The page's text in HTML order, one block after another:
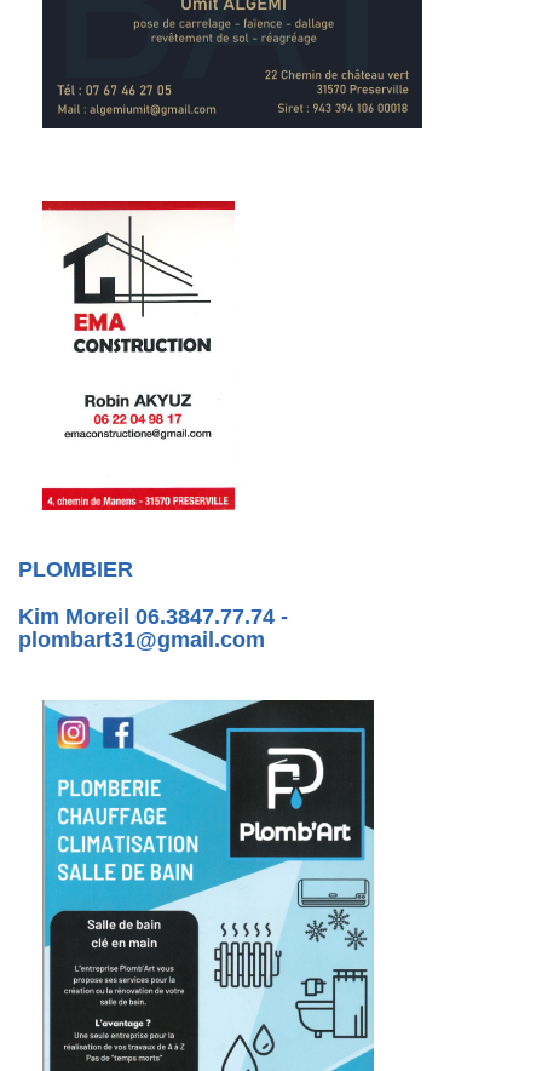
PLOMBIER
Kim Moreil 06.3847.77.74 -
plombart31@gmail.com